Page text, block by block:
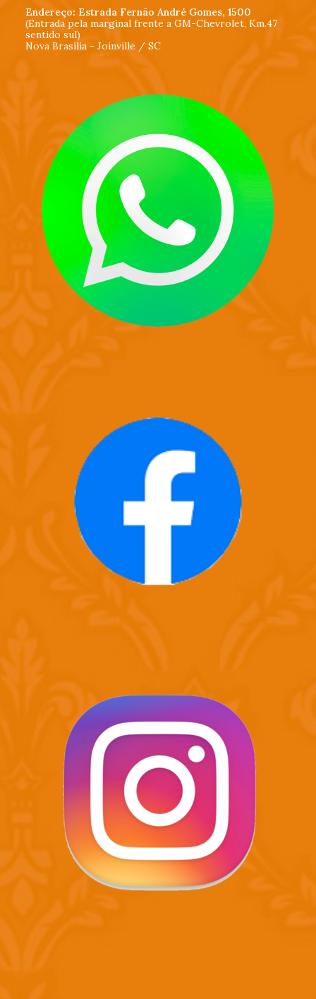
Endereço: Estrada Fernão André Gomes, 1500
(Entrada pela marginal frente a GM-Chevrolet, Km.47
sentido sul)
Nova Brasília - Joinville / SC